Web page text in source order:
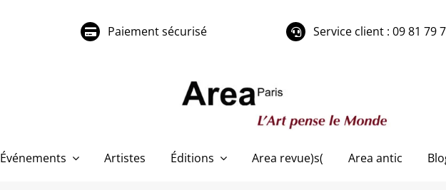
Paiement sécurisé Service client : 09 81 79
Événements Artistes Éditions Area revue)s( Area antic